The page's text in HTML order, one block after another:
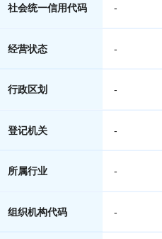
社会统一信用代码 -
经营状态 -
行政区划 -
登记机关 -
所属行业 -
组织机构代码 -